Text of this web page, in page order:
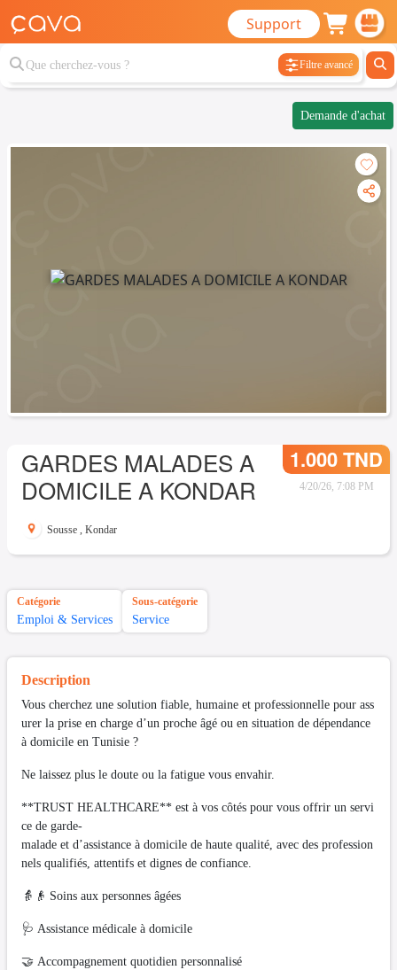
Support
Filtre avancé
Demande d'achat
GARDES MALADES A
DOMICILE A KONDAR
1.000 TND
4/20/26, 7:08 PM
Sousse , Kondar
Catégorie
Emploi & Services
Sous-catégorie
Service
Description
Vous cherchez une solution fiable, humaine et professionnelle pour ass
urer la prise en charge d’un proche âgé ou en situation de dépendance
à domicile en Tunisie ?
Ne laissez plus le doute ou la fatigue vous envahir.
**TRUST HEALTHCARE** est à vos côtés pour vous offrir un servi
ce de garde-
malade et d’assistance à domicile de haute qualité, avec des profession
nels qualifiés, attentifs et dignes de confiance.
👵👴 Soins aux personnes âgées
🩺 Assistance médicale à domicile
🤝 Accompagnement quotidien personnalisé